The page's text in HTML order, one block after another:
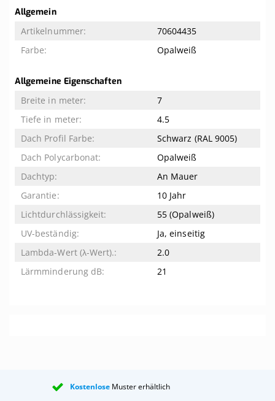
Weitere
Informationen
Allgemein
70604435
Opalweiß
Allgemeine Eigenschaften
7
4.5
Schwarz (RAL 9005)
Opalweiß
An Mauer
10 Jahr
55 (Opalweiß)
Ja, einseitig
2.0
21
Kostenlose Muster erhältlich